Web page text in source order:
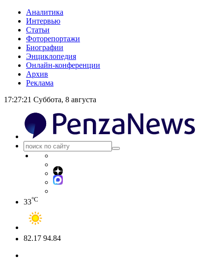
Аналитика
Интервью
Статьи
Фоторепортажи
Биографии
Энциклопедия
Онлайн-конференции
Архив
Реклама
17:27:21 Суббота, 8 августа
33°C
82.17 94.84